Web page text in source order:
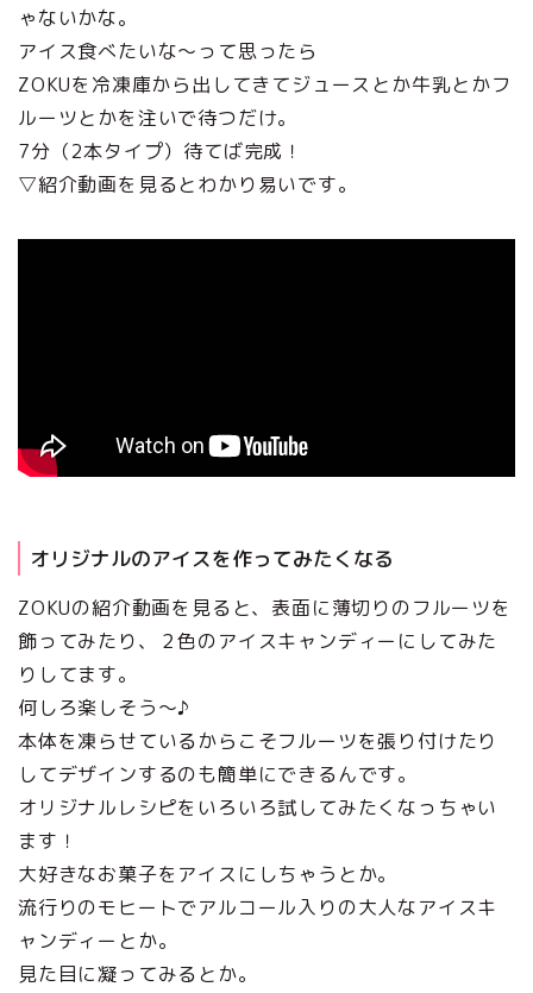
ゃないかな。
アイス食べたいな～って思ったら
ZOKUを冷凍庫から出してきてジュースとか牛乳とかフ
ルーツとかを注いで待つだけ。
7分（2本タイプ）待てば完成！
▽紹介動画を見るとわかり易いです。
オリジナルのアイスを作ってみたくなる
ZOKUの紹介動画を見ると、表面に薄切りのフルーツを
飾ってみたり、２色のアイスキャンディーにしてみた
りしてます。
何しろ楽しそう～♪
本体を凍らせているからこそフルーツを張り付けたり
してデザインするのも簡単にできるんです。
オリジナルレシピをいろいろ試してみたくなっちゃい
ます！
大好きなお菓子をアイスにしちゃうとか。
流行りのモヒートでアルコール入りの大人なアイスキ
ャンディーとか。
見た目に凝ってみるとか。